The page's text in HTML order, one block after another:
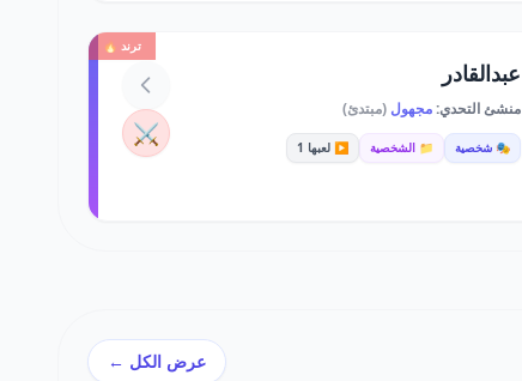
ترند 🔥
عبدالقادر
منشئ التحدي:مجهول (مبتدئ)
🎭 شخصية 📁 الشخصية ▶️ لعبها 1 ⚔️
عرض الكل ←